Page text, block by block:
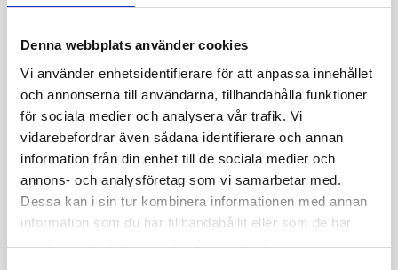
Denna webbplats använder cookies
Vi använder enhetsidentifierare för att anpassa innehållet
och annonserna till användarna, tillhandahålla funktioner
för sociala medier och analysera vår trafik. Vi
vidarebefordrar även sådana identifierare och annan
information från din enhet till de sociala medier och
annons- och analysföretag som vi samarbetar med.
Dessa kan i sin tur kombinera informationen med annan
information som du har tillhandahållit eller som de har
samlat in när du har använt deras tjänster.
24h 7d 1m 3m 1y 5y
Trade